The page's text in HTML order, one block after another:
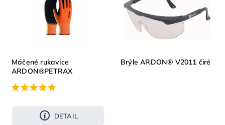
Abecedně
Máčené rukavice
ARDON®PETRAX
DETAIL
Brýle ARDON® V2011 čiré